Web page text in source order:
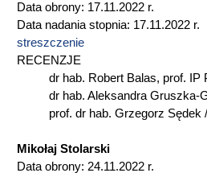
Data obrony: 17.11.2022 r.
Data nadania stopnia: 17.11.2022 r.
streszczenie
RECENZJE
dr hab. Robert Balas, prof. IP
dr hab. Aleksandra Gruszka-
prof. dr hab. Grzegorz Sędek /
Mikołaj Stolarski
Data obrony: 24.11.2022 r.